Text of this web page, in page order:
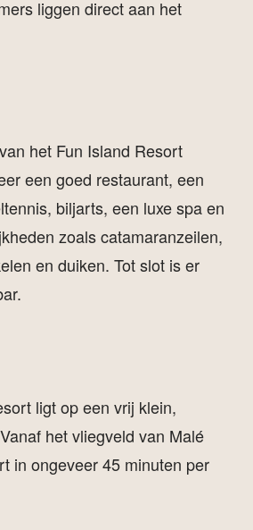
liggen direct aan het
het Fun Island Resort
een goed restaurant, een
biljarts, een luxe spa en
zoals catamaranzeilen,
en duiken. Tot slot is er
ligt op een vrij klein,
het vliegveld van Malé
in ongeveer 45 minuten per